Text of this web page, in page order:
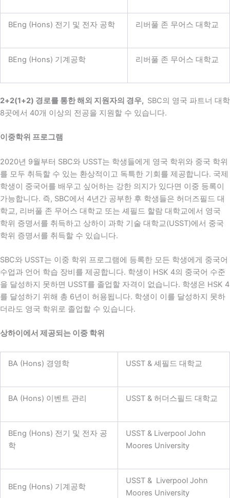
BEng (Hons) 전기 및 전자 공학 리버풀 존 무어스 대학교
BEng (Hons) 기계공학 리버풀 존 무어스 대학교
2+2(1+2) 경로를 통한 해외 지원자의 경우, SBC의 영국 파트너 대학
8곳에서 40개 이상의 전공을 지원할 수 있습니다.
이중학위 프로그램
2020년 9월부터 SBC와 USST는 학생들에게 영국 학위와 중국 학위
를 모두 취득할 수 있는 환상적이고 독특한 기회를 제공합니다. 국제
학생이 중국어를 배우고 싶어하는 강한 의지가 있다면 이중 등록이
가능합니다. 즉, SBC에서 4년간 공부한 후 학생들은 허더즈필드 대
학교, 리버풀 존 무어스 대학교 또는 셰필드 할람 대학교에서 영국
학위 증명서를 취득하고 상하이 과학 기술 대학교(USST)에서 중국
학위 증명서를 취득할 수 있습니다.
SBC와 USST는 이중 학위 프로그램에 등록한 모든 학생에게 중국어
수업과 언어 학습 장비를 제공합니다. 학생이 HSK 4의 중국어 수준
을 달성하지 못하면 USST를 졸업할 자격이 없습니다. 학생은 HSK 4
를 달성하기 위해 총 6년이 허용됩니다. 학생이 이를 달성하지 못하
더라도 영국 학위로 졸업할 수 있습니다.
상하이에서 제공되는 이중 학위
BA (Hons) 경영학 USST & 셰필드 대학교
BA (Hons) 이벤트 관리 USST & 허더스필드 대학교
BEng (Hons) 전기 및 전자 공
학
USST & Liverpool John
Moores University
BEng (Hons) 기계공학
USST & Liverpool John
Moores University